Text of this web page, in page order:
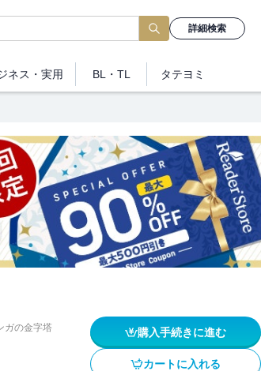
詳細検索
ネス ・実用 BL・TL タテヨミ
ガの金字塔 購入手続きに進む
カートに入れる